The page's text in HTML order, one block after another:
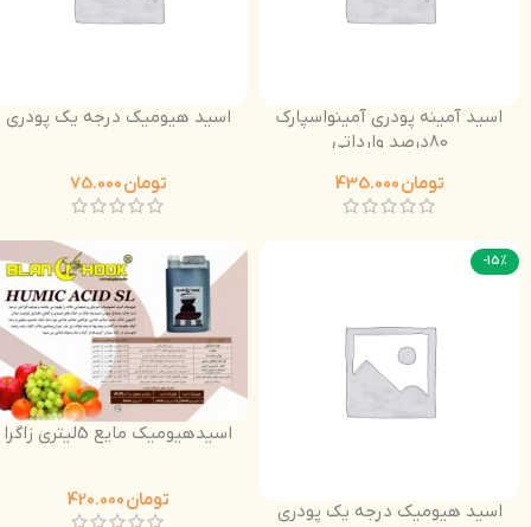
اسید آمینه پودری آمینواسپارک
80درصد وارداتی
تومان
اسید هیومیک درجه یک پودری
تومان
-15%
اسید هیومیک درجه یک پودری
اسیدهیومیک مایع 5لیتری زاگرا
تومان